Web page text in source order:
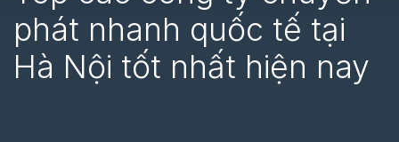
phát nhanh quốc tế tại
Hà Nội tốt nhất hiện nay